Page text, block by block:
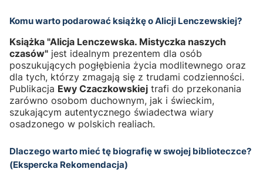
Komu warto podarować książkę o Alicji Lenczewskiej?
Książka "Alicja Lenczewska. Mistyczka naszych
czasów" jest idealnym prezentem dla osób
poszukujących pogłębienia życia modlitewnego oraz
dla tych, którzy zmagają się z trudami codzienności.
Publikacja Ewy Czaczkowskiej trafi do przekonania
zarówno osobom duchownym, jak i świeckim,
szukającym autentycznego świadectwa wiary
osadzonego w polskich realiach.
Dlaczego warto mieć tę biografię w swojej biblioteczce?
(Ekspercka Rekomendacja)